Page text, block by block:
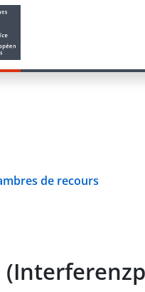
de recours